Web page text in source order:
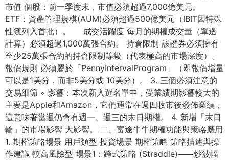
市值 個股：前⼀季度末，市值必須超過7,000億美元。
ETF：資產管理規模(AUM)必須超過500億美元（IBIT因特殊
性獲列⼊⾸批）。 成交活躍度 每⽉的期權成交量（單邊
計算）必須超過1,000萬張合約。 持倉限制 該證券必須擁有
⾄少25萬張合約的持倉限制等級（代表極⾼的市場深度）。
報價規則 必須屬於「PennyIntervalProgram」（即報價增量
可以是1美分，⽽⾮5美分或 10美分）。 3. 三個必須注意的
交易細節 ◦ 影響：本次新⼊選名單中，受業績期影響較⼤的
主要是Apple和Amazon，它們通常在週四收市後發佈業績，
這意味著當週仍會有週⼀、週三的末⽇期權。 4. 新增「末⽇
輪」的市場影響 ⼤影響。 ⼆、富途⽜⽜期權功能與策略應⽤
1. 期權策略場景 ⽤戶類型 投資場景 期權策略 策略描述與操
作建議 較⾼⾵險型 場景1：跨式策略 (Straddle)⸺炒波幅